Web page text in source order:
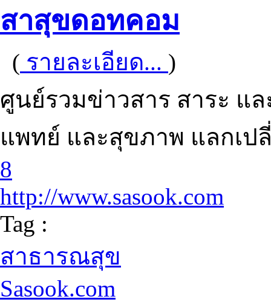
สาสุขดอทคอม
( รายละเอียด... )
ศูนย์รวมข่าวสาร สาระ แ
แพทย์ และสุขภาพ แลกเป
8
http://www.sasook.com
Tag :
สาธารณสุข
Sasook.com